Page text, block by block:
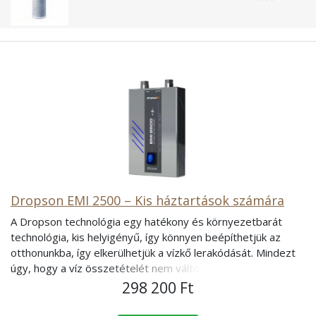
Dropson EMI 2500 – Kis háztartások számára
A Dropson technológia egy hatékony és környezetbarát
technológia, kis helyigényű, így könnyen beépíthetjük az
otthonunkba, így elkerülhetjük a vízkő lerakódását. Mindezt
úgy, hogy a víz összetételét nem változtatjuk meg
semmilyen vegyszerrel. A rendszer karbantartásával sem
298 200 Ft